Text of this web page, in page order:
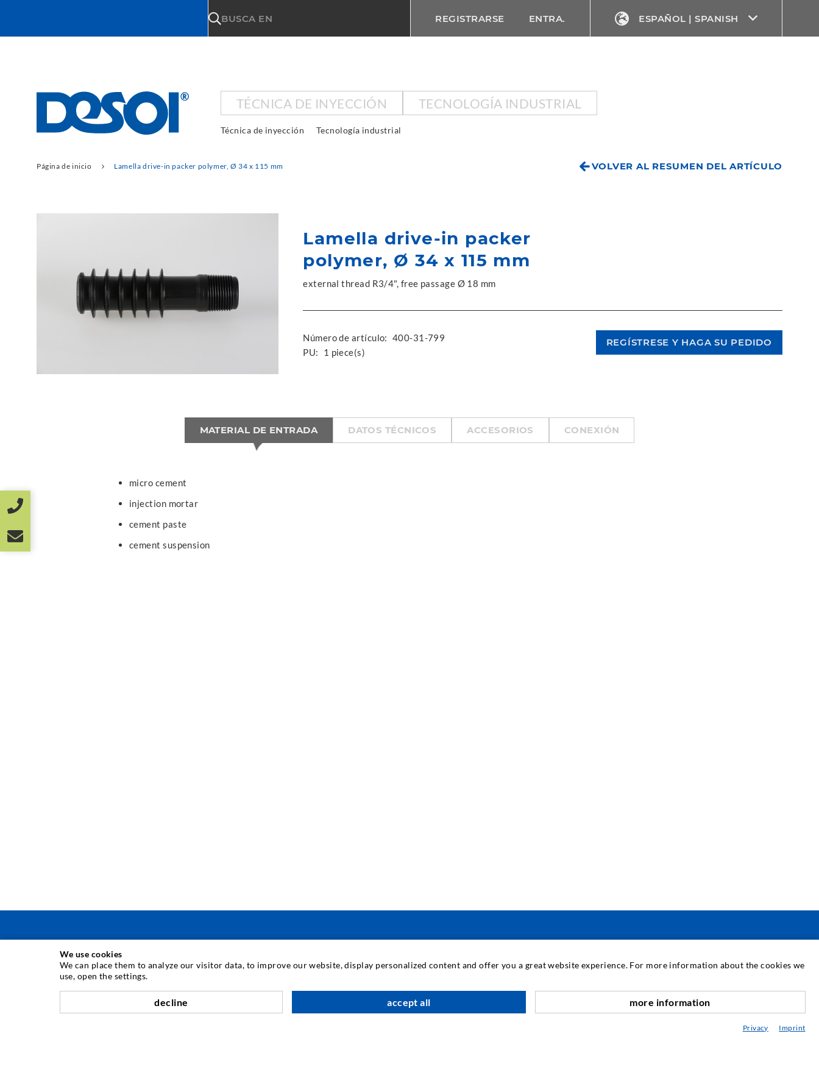
BUSCA EN REGISTRARSE ENTRA. ESPAÑOL | SPANISH
TÉCNICA DE INYECCIÓN TECNOLOGÍA INDUSTRIAL
Técnica de inyección Tecnología industrial
VOLVER AL RESUMEN DEL ARTÍCULO
Página de inicio Lamella drive-in packer polymer, Ø 34 x 115 mm
Lamella drive-in packer
polymer, Ø 34 x 115 mm
external thread R3/4", free passage Ø 18 mm
Número de artículo: 400-31-799
PU:
1 piece(s)
MATERIAL DE ENTRADA DATOS TÉCNICOS ACCESORIOS CONEXIÓN
micro cement
injection mortar
cement paste
cement suspension
TÉCNICA DE INYECCIÓN
Inyección de grietas
Sellado horizontal
TECNOLOGÍA INDUSTRIAL SERVICIO
Mediateca
Asesoramiento / Planification / Ejecucion
We use cookies
We can place them to analyze our visitor data, to improve our website, display personalized content and offer you a great website experience. For more information about the cookies we
use, open the settings.
decline accept all more information
Privacy Imprint